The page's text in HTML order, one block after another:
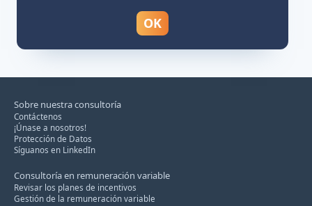
Sobre nuestra consultoría
Contáctenos
¡Únase a nosotros!
Protección de Datos
Síguanos en LinkedIn
Consultoría en remuneración variable
Revisar los planes de incentivos
Gestión de la remuneración variable